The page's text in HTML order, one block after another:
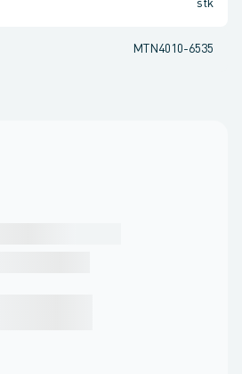
stk
MTN4010-6535